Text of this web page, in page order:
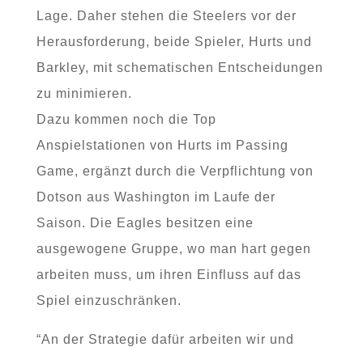
Lage. Daher stehen die Steelers vor der
Herausforderung, beide Spieler, Hurts und
Barkley, mit schematischen Entscheidungen
zu minimieren.
Dazu kommen noch die Top
Anspielstationen von Hurts im Passing
Game, ergänzt durch die Verpflichtung von
Dotson aus Washington im Laufe der
Saison. Die Eagles besitzen eine
ausgewogene Gruppe, wo man hart gegen
arbeiten muss, um ihren Einfluss auf das
Spiel einzuschränken.
“An der Strategie dafür arbeiten wir und